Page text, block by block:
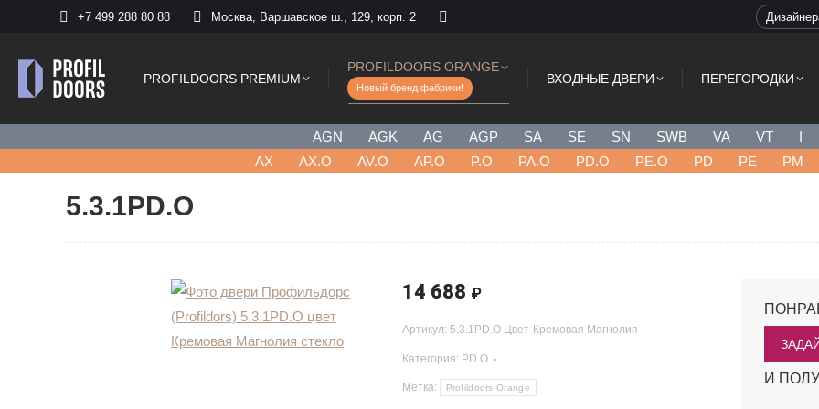
+7 499 288 80 88 Москва, Варшавское ш., 129, корп. 2
PROFILDOORS PREMIUM
PROFILDOORS ORANGE
Новый бренд фабрики!
ВХОДНЫЕ ДВЕРИ ПЕРЕГОРОДКИ
AGN AGK AG AGP SA SE SN SWB VA VT I
AХ
AX.O AV.O AP.O P.O PA.O PD.O PE.O PD PE PM
5.3.1PD.O
14 688 ₽
Артикул: 5.3.1PD.O Цвет-Кремовая Магнолия
Категория: PD.O
Метка: Profildoors Orange
И